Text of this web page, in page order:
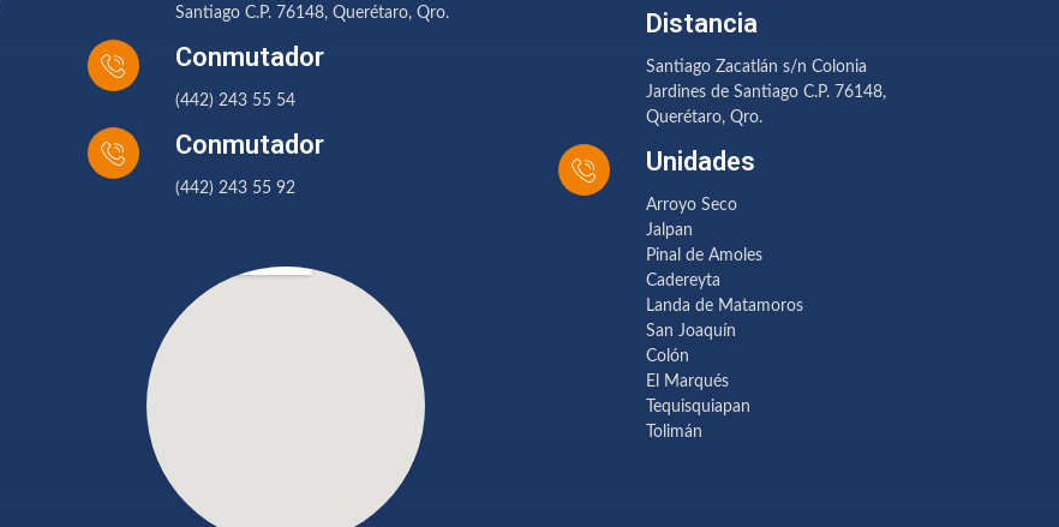
Santiago C.P. 76148, Querétaro, Qro.
Conmutador
(442) 243 55 54
Conmutador
(442) 243 55 92
Distancia
Santiago Zacatlán s/n Colonia
Jardines de Santiago C.P. 76148,
Querétaro, Qro.
Unidades
Arroyo Seco
Jalpan
Pinal de Amoles
Cadereyta
Landa de Matamoros
San Joaquín
Colón
El Marqués
Tequisquiapan
Tolimán